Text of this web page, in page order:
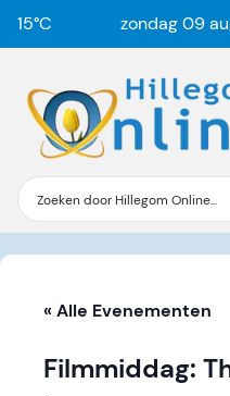
15°C zondag 09
« Alle Evenementen
Filmmiddag: